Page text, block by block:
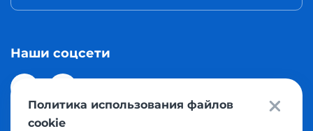
Наши соцсети
Политика использования файлов
cookie